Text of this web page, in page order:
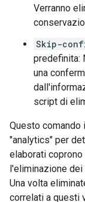
Verranno
Skip-
predefinita:
una
script di
Questo comando
"analytics" per
elaborati
l'eliminazione
Una volta
correlati a questi